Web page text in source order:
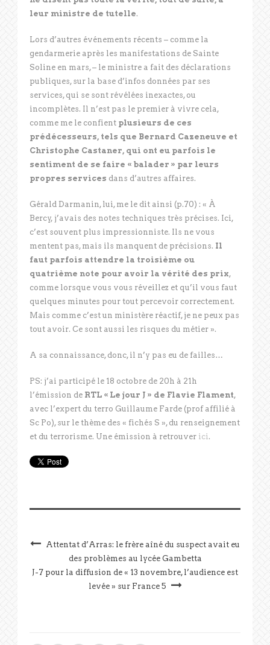
leur ministre de tutelle.
Lors d’autres événements récents – comme la
gendarmerie après les manifestations de Sainte
Soline en mars, – le ministre a fait des déclarations
publiques, sur la base d’infos données par ses
services, qui se sont révélées inexactes, ou
incomplètes. Il n’est pas le premier à vivre cela,
comme me le confient plusieurs de ces
prédécesseurs, tels que Bernard Cazeneuve et
Christophe Castaner, qui ont eu parfois le
sentiment de se faire « balader » par leurs
propres services dans d’autres affaires.
Gérald Darmanin, lui, me le dit ainsi (p.70) : « À
Bercy, j’avais des notes techniques très précises. Ici,
c’est souvent plus impressionniste. Ils ne vous
mentent pas, mais ils manquent de précisions. Il
faut parfois attendre la troisième ou
quatrième note pour avoir la vérité des prix,
comme lorsque vous vous réveillez et qu’il vous faut
quelques minutes pour tout percevoir correctement.
Mais comme c’est un ministère réactif, je ne peux pas
tout avoir. Ce sont aussi les risques du métier ».
A sa connaissance, donc, il n’y pas eu de failles…
PS: j’ai participé le 18 octobre de 20h à 21h
l’émission de RTL « Le jour J » de Flavie Flament,
avec l’expert du terro Guillaume Farde (prof affilié à
Sc Po), sur le thème des « fichés S », du renseignement
et du terrorisme. Une émission à retrouver ici.
Attentat d’Arras: le frère aîné du suspect avait eu
des problèmes au lycée Gambetta
J-7 pour la diffusion de « 13 novembre, l’audience est
levée » sur France 5